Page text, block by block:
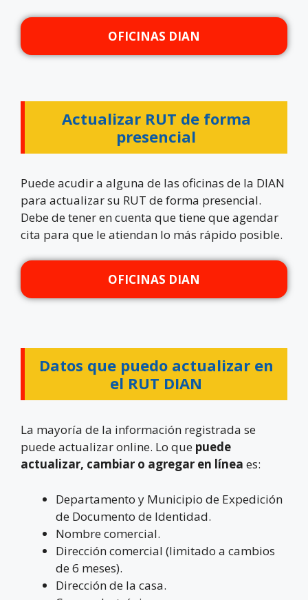
OFICINAS DIAN
Actualizar RUT de forma
presencial
Puede acudir a alguna de las oficinas de la DIAN
para actualizar su RUT de forma presencial.
Debe de tener en cuenta que tiene que agendar
cita para que le atiendan lo más rápido posible.
OFICINAS DIAN
Datos que puedo actualizar en
el RUT DIAN
La mayoría de la información registrada se
puede actualizar online. Lo que puede
actualizar, cambiar o agregar en línea es:
Departamento y Municipio de Expedición
de Documento de Identidad.
Nombre comercial.
Dirección comercial (limitado a cambios
de 6 meses).
Dirección de la casa.